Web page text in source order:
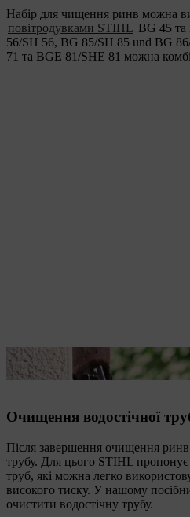
Набір для чищення ринв можна
повітродувками STIHL BG 45
56/SH 56, BG 85/SH 85 und BG
71 та BGE 81/SHE 81 можна
Після ринви слід також почистити
Очищення водостічної
Після завершення очищення ринв
трубу. Для цього STIHL
труб, які можна легко
високого тиску. У нашому
очистити водостічну трубу.